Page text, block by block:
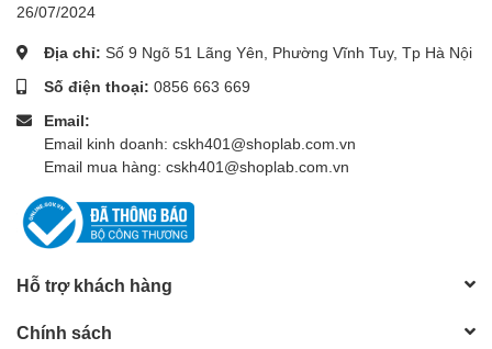
26/07/2024
Địa chỉ: Số 9 Ngõ 51 Lãng Yên, Phường Vĩnh Tuy, Tp Hà Nội
Số điện thoại: 0856 663 669
Email:
Email kinh doanh: cskh401@shoplab.com.vn
Email mua hàng: cskh401@shoplab.com.vn
Hỗ trợ khách hàng
Chính sách